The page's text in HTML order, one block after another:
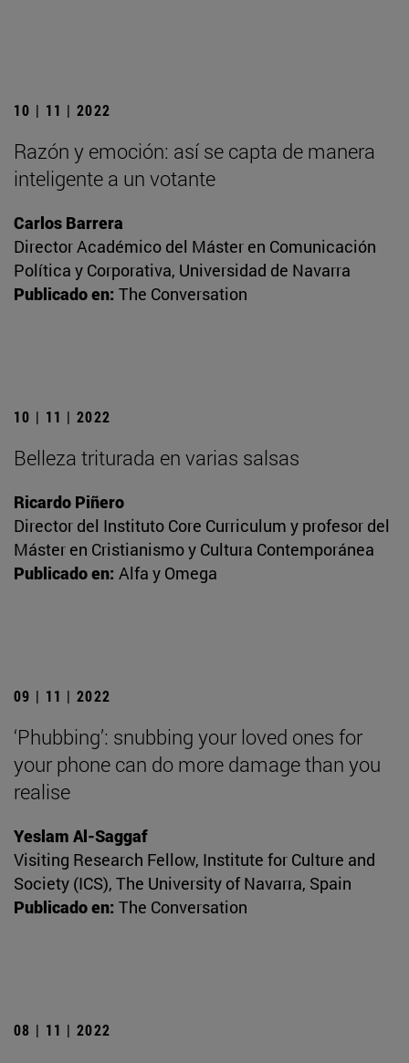
10 | 11 | 2022
Razón y emoción: así se capta de manera
inteligente a un votante
Carlos Barrera
Director Académico del Máster en Comunicación
Política y Corporativa, Universidad de Navarra
Publicado en: The Conversation
10 | 11 | 2022
Belleza triturada en varias salsas
Ricardo Piñero
Director del Instituto Core Curriculum y profesor del
Máster en Cristianismo y Cultura Contemporánea
Publicado en: Alfa y Omega
09 | 11 | 2022
‘Phubbing’: snubbing your loved ones for
your phone can do more damage than you
realise
Yeslam Al-Saggaf
Visiting Research Fellow, Institute for Culture and
Society (ICS), The University of Navarra, Spain
Publicado en: The Conversation
08 | 11 | 2022